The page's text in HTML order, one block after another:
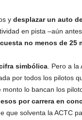
y desplazar un auto
en pista –aún
cuesta no menos de 25
simbólica. Pero a la
por todos los pilotos
lo bancan los
por carrera en
que solventa la ACTC